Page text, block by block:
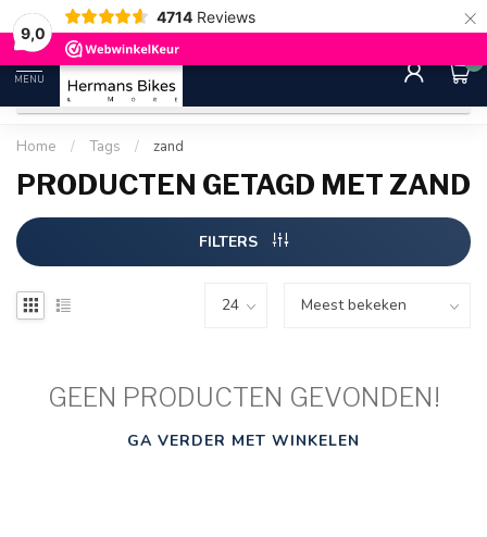
9,0
4714 Reviews ×
30 dagen bedenktijd Gratis
MENU
0
Home / Tags / zand
PRODUCTEN GETAGD MET ZAND
FILTERS
GEEN PRODUCTEN GEVONDEN!
GA VERDER MET WINKELEN